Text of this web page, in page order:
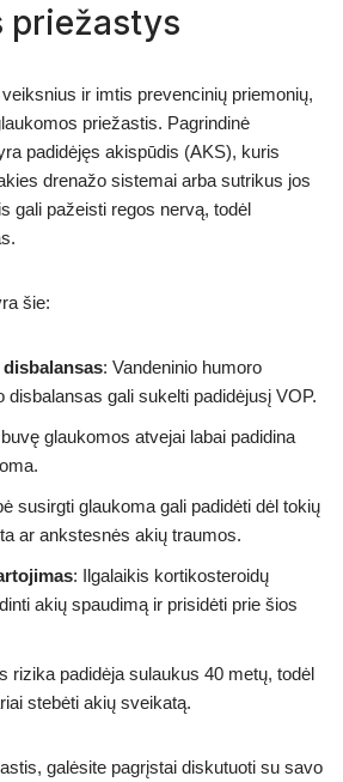
priežastys
ir imtis prevencinių priemonių,
priežastis. Pagrindinė
padidėjęs akispūdis (AKS), kuris
drenažo sistemai arba sutrikus jos
gali pažeisti regos nervą, todėl
šie:
: Vandeninio humoro
disbalansas gali sukelti padidėjusį VOP.
glaukomos atvejai labai padidina
susirgti glaukoma gali padidėti dėl tokių
ar ankstesnės akių traumos.
: Ilgalaikis kortikosteroidų
akių spaudimą ir prisidėti prie šios
rizika padidėja sulaukus 40 metų, todėl
stebėti akių sveikatą.
galėsite pagrįstai diskutuoti su savo